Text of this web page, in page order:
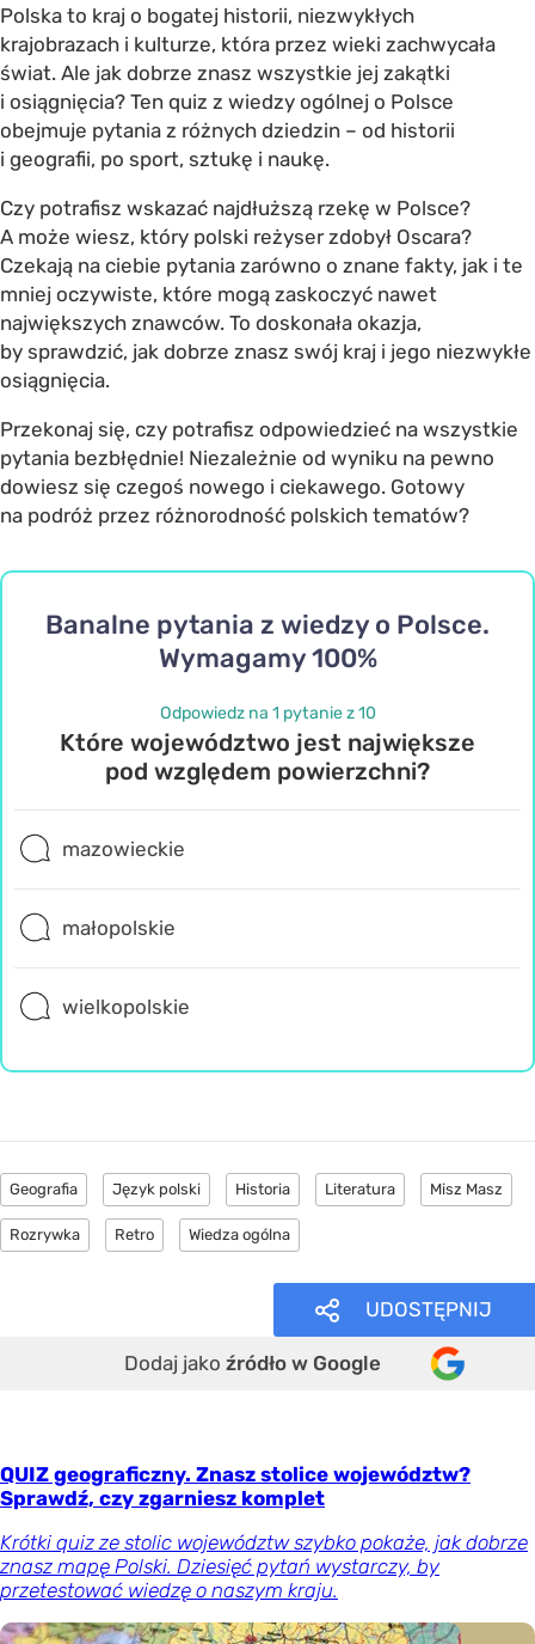
Polska to kraj o bogatej historii, niezwykłych
krajobrazach i kulturze, która przez wieki zachwycała
świat. Ale jak dobrze znasz wszystkie jej zakątki
i osiągnięcia? Ten quiz z wiedzy ogólnej o Polsce
obejmuje pytania z różnych dziedzin – od historii
i geografii, po sport, sztukę i naukę.
Czy potrafisz wskazać najdłuższą rzekę w Polsce?
A może wiesz, który polski reżyser zdobył Oscara?
Czekają na ciebie pytania zarówno o znane fakty, jak i te
mniej oczywiste, które mogą zaskoczyć nawet
największych znawców. To doskonała okazja,
by sprawdzić, jak dobrze znasz swój kraj i jego niezwykłe
osiągnięcia.
Przekonaj się, czy potrafisz odpowiedzieć na wszystkie
pytania bezbłędnie! Niezależnie od wyniku na pewno
dowiesz się czegoś nowego i ciekawego. Gotowy
na podróż przez różnorodność polskich tematów?
Banalne pytania z wiedzy o Polsce.
Wymagamy 100%
Odpowiedz na 1 pytanie z 10
Które województwo jest największe
pod względem powierzchni?
mazowieckie
małopolskie
wielkopolskie
Geografia Język polski Historia Literatura Misz Masz
Rozrywka Retro Wiedza ogólna
UDOSTĘPNIJ
Dodaj jako źródło w Google
QUIZ geograficzny. Znasz stolice województw?
Sprawdź, czy zgarniesz komplet
Krótki quiz ze stolic województw szybko pokaże, jak dobrze
znasz mapę Polski. Dziesięć pytań wystarczy, by
przetestować wiedzę o naszym kraju.